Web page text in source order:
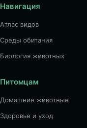
Навигация
Атлас видов
Среды обитания
Биология животных
Питомцам
Домашние животные
Здоровье и уход